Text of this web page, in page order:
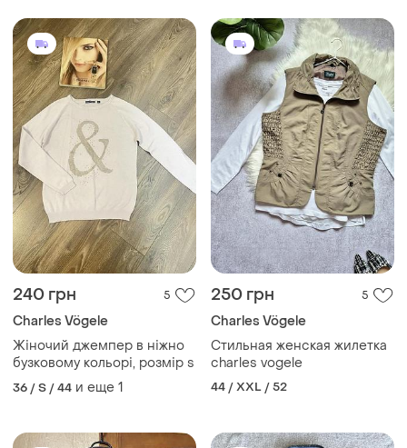
240 грн 5
Charles Vögele
Жіночий джемпер в ніжно
бузковому кольорі, розмір s
36 / S / 44 и еще 1
250 грн 5
Charles Vögele
Стильная женская жилетка
charles vogele
44 / XXL / 52